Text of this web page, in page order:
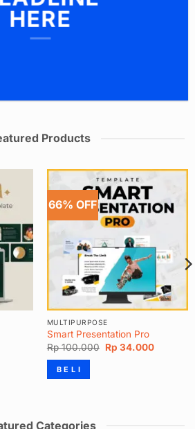
HERE
Products
66% OFF
MULTIPURPOSE
Smart Presentation Pro
Rp100.000 Harga
aslinya
Rp 34.000Harga
B E L I
Categories